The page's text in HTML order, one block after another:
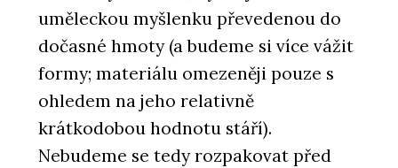
uměleckou myšlenku převedenou do
dočasné hmoty (a budeme si více vážit
formy; materiálu omezeněji pouze s
ohledem na jeho relativně
krátkodobou hodnotu stáří).
Nebudeme se tedy rozpakovat před